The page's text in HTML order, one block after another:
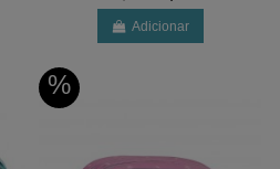
Adicionar
%